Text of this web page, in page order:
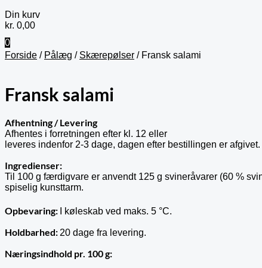
Din kurv
kr. 0,00
0
Forside / Pålæg / Skærepølser / Fransk salami
Fransk salami
Afhentning / Levering
Afhentes i forretningen efter kl. 12 eller
leveres indenfor 2-3 dage, dagen efter bestillingen er afgivet.
Ingredienser:
Til 100 g færdigvare er anvendt 125 g svineråvarer (60 %
spiselig kunsttarm.
Opbevaring: I køleskab ved maks. 5 °C.
Holdbarhed: 20 dage fra levering.
Næringsindhold pr. 100 g: